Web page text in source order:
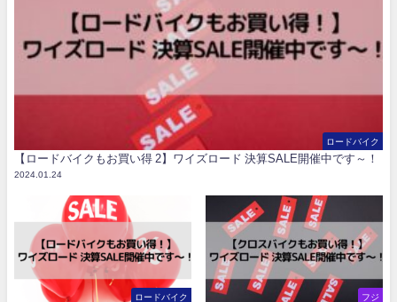
ロードバイク
【ロードバイクもお買い得 2】ワイズロード 決算SALE開催中です～！
2024.01.24
ロードバイク フジ